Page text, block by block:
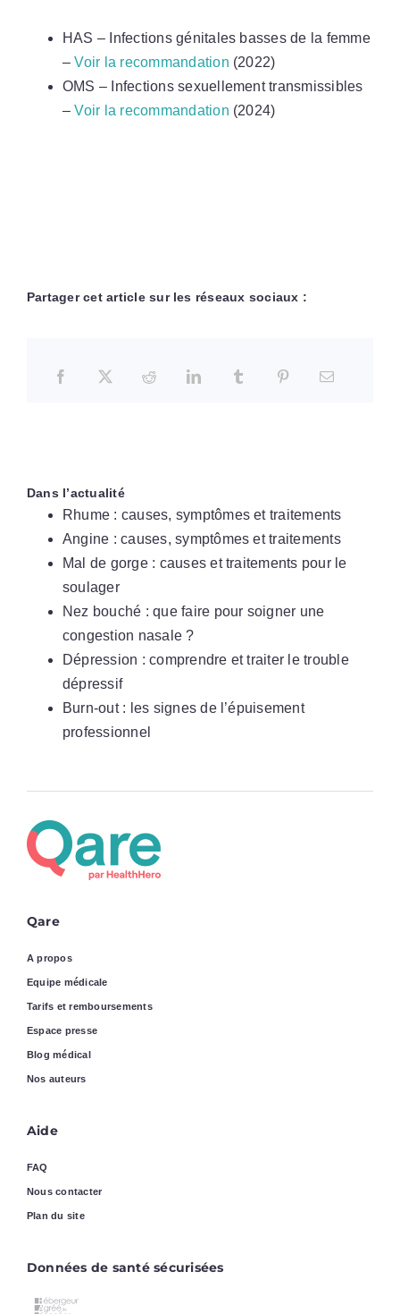
HAS – Infections génitales basses de la femme
–Voir la recommandation (2022)
OMS – Infections sexuellement transmissibles
–Voir la recommandation (2024)
Partager cet article sur les réseaux sociaux :
Dans l’actualité
Rhume : causes, symptômes et traitements
Angine : causes, symptômes et traitements
Mal de gorge : causes et traitements pour le
soulager
Nez bouché : que faire pour soigner une
congestion nasale ?
Dépression : comprendre et traiter le trouble
dépressif
Burn-out : les signes de l’épuisement
professionnel
Qare
A propos
Equipe médicale
Tarifs et remboursements
Espace presse
Blog médical
Nos auteurs
Aide
FAQ
Nous contacter
Plan du site
Données de santé sécurisées